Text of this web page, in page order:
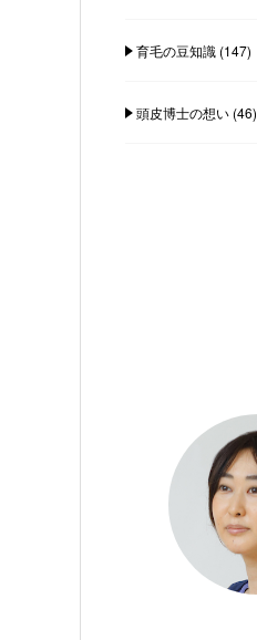
育毛の豆知識(147)
頭皮博士の想い(46)